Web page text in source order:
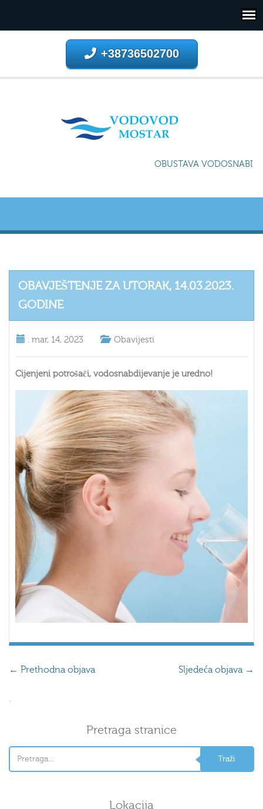
+38736502700
OBUSTAVA
OBAVJEŠTENJE ZA UTORAK, 14.03.2023.
GODINE
. mar, 14, 2023 Obavijesti
Cijenjeni potrošači, vodosnabdijevanje je uredno!
← Prethodna objava Sljedeća objava →
.
Pretraga stranice
Lokacija